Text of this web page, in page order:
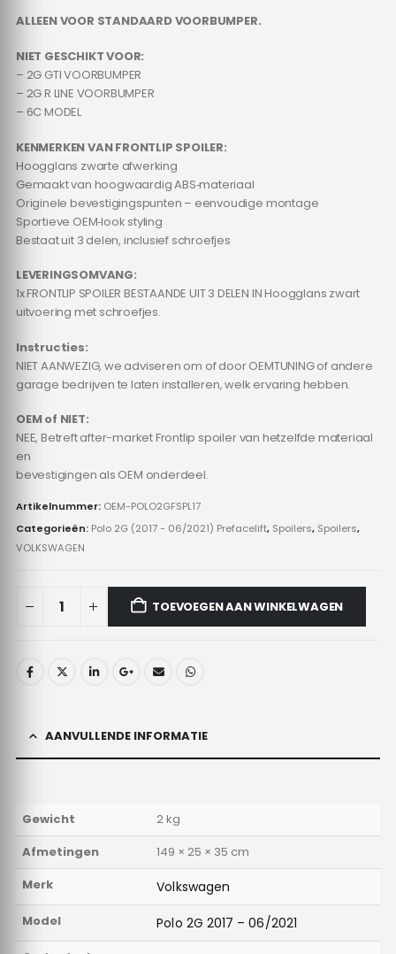
ALLEEN VOOR STANDAARD VOORBUMPER.
NIET GESCHIKT VOOR:
– 2G GTI VOORBUMPER
– 2G R LINE VOORBUMPER
– 6C MODEL
KENMERKEN VAN FRONTLIP SPOILER:
Hoogglans zwarte afwerking
Gemaakt van hoogwaardig ABS‑materiaal
Originele bevestigingspunten – eenvoudige montage
Sportieve OEM‑look styling
Bestaat uit 3 delen, inclusief schroefjes
LEVERINGSOMVANG:
1x FRONTLIP SPOILER BESTAANDE UIT 3 DELEN IN Hoogglans zwart
uitvoering met schroefjes.
Instructies:
NIET AANWEZIG, we adviseren om of door OEMTUNING of andere
garage bedrijven te laten installeren, welk ervaring hebben.
OEM of NIET:
NEE, Betreft after-market Frontlip spoiler van hetzelfde materiaal
en
bevestigingen als OEM onderdeel.
Artikelnummer: OEM-POLO2GFSPL17
Categorieën: Polo 2G (2017 - 06/2021) Prefacelift, Spoilers, Spoilers,
VOLKSWAGEN
TOEVOEGEN AAN WINKELWAGEN
AANVULLENDE INFORMATIE
Gewicht
2 kg
Afmetingen
149 × 25 × 35 cm
Merk
Volkswagen
Model Polo 2G 2017 – 06/2021